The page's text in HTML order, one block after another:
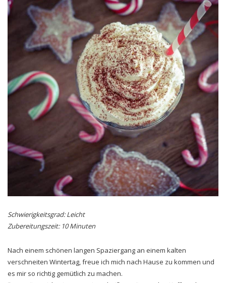
Schwierigkeitsgrad: Leicht
Zubereitungszeit: 10 Minuten
Nach einem schönen langen Spaziergang an einem kalten
verschneiten Wintertag, freue ich mich nach Hause zu kommen und
es mir so richtig gemütlich zu machen.